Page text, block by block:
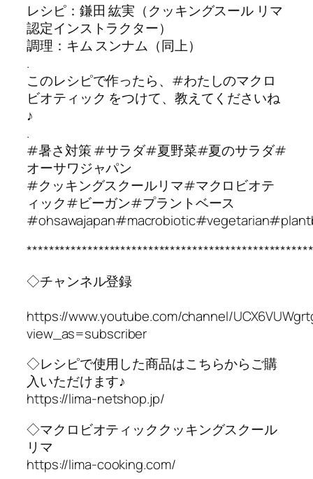
レシピ：鎌田 紘実（クッキングスール リマ
認定インストラクター）
調理：キム スンナム（同上）
.
このレシピで作ったら、#わたしのマクロ
ビオティック をつけて、教えてくださいね
♪
.
#暑さ対策 #サラダ#夏野菜#夏のサラダ#
オーサワジャパン
#クッキングスクールリマ#マクロビオテ
ィック#ビーガン#プラントベース
◇チャンネル登録
https://www.youtube.com/channel/
view_as=subscriber
◇レシピで使用した商品はこちらからご購
入いただけます♪
https://lima-netshop.jp/
◇マクロビオティッククッキングスクール
リマ
https://lima-cooking.com/